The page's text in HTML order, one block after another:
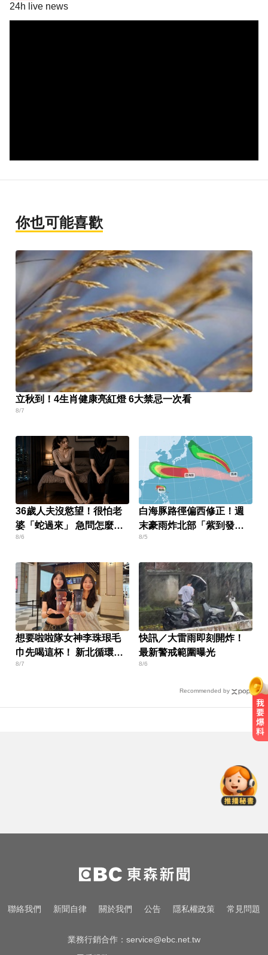
24h live news
你也可能喜歡
立秋到！4生肖健康亮紅燈 6大禁忌一次看
8/7
36歲人夫沒慾望！很怕老
婆「蛇過來」 急問怎麼
辦？
8/6
白海豚路徑偏西修正！週
末豪雨炸北部「紫到發
白」
8/5
想要啦啦隊女神李珠珢毛
巾先喝這杯！ 新北循環杯
做環保還能抽好禮
8/7
快訊／大雷雨即刻開炸！
最新警戒範圍曝光
8/6
Recommended by
統一獅8:2味全龍
慈濟採購BNT疫苗被詐10億！醫：4
年後還陳時中清白
啦啦隊員遭輪流性侵！丟包公路秒
聯絡我們 新聞自律 關於我們 公告 隱私權政策 常見問題
業務行銷合作： service@ebc.net.tw